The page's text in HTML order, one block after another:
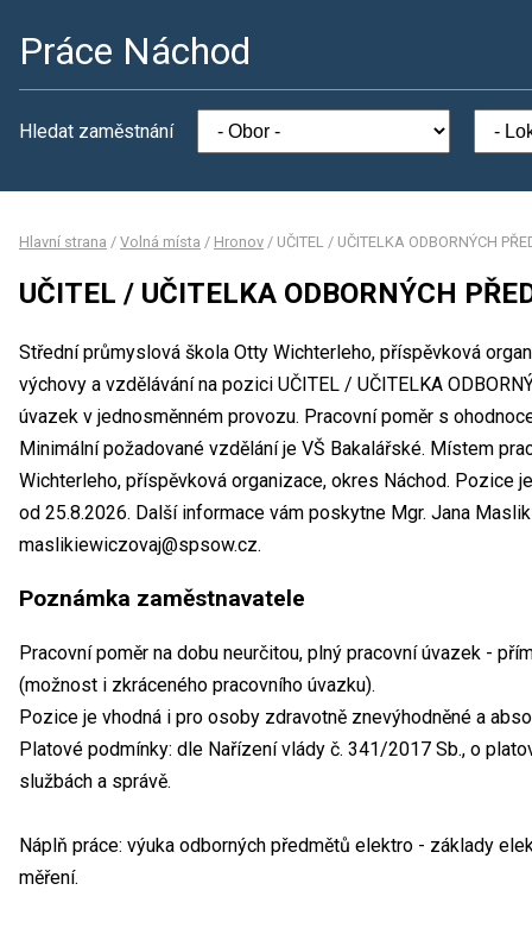
Práce Náchod
Hledat zaměstnání
Hlavní strana / Volná místa / Hronov / UČITEL / UČITELKA ODBORNÝCH
UČITEL / UČITELKA ODBORNÝCH
Střední průmyslová škola Otty Wichterleho, příspěvková
výchovy a vzdělávání na pozici UČITEL / UČITELKA
úvazek v jednosměnném provozu. Pracovní poměr s
Minimální požadované vzdělání je VŠ Bakalářské. Místem
Wichterleho, příspěvková organizace, okres Náchod. Pozice
od 25.8.2026. Další informace vám poskytne Mgr. Jana
maslikiewiczovaj@spsow.cz.
Poznámka zaměstnavatele
Pracovní poměr na dobu neurčitou, plný pracovní úvazek -
(možnost i zkráceného pracovního úvazku).
Pozice je vhodná i pro osoby zdravotně znevýhodněné a
Platové podmínky: dle Nařízení vlády č. 341/2017 Sb., o
službách a správě.
Náplň práce: výuka odborných předmětů elektro - základy
měření.